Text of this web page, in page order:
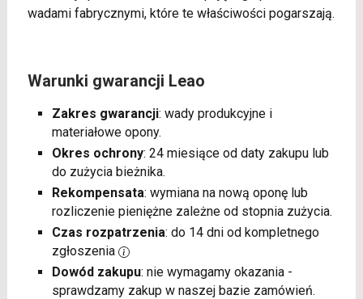
wadami fabrycznymi, które te właściwości pogarszają.
Warunki gwarancji Leao
Zakres gwarancji: wady produkcyjne i
materiałowe opony.
Okres ochrony: 24 miesiące od daty zakupu lub
do zużycia bieżnika.
Rekompensata: wymiana na nową oponę lub
rozliczenie pieniężne zależne od stopnia zużycia.
Czas rozpatrzenia: do 14 dni od kompletnego
zgłoszenia
Dowód zakupu: nie wymagamy okazania -
sprawdzamy zakup w naszej bazie zamówień.